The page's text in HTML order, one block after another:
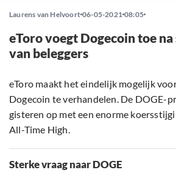
Laurens van Helvoort 06-05-2021 08:05
eToro voegt Dogecoin toe
van beleggers
eToro maakt het eindelijk mogelijk
Dogecoin te verhandelen. De DOGE-
gisteren op met een enorme
All-Time High.
Sterke vraag naar DOGE